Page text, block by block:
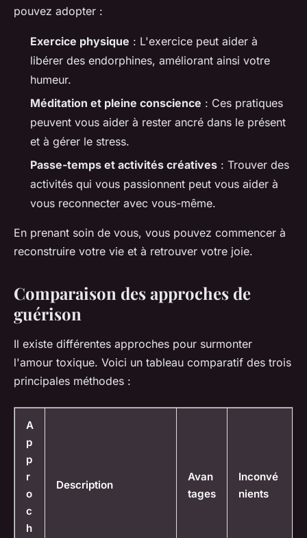
pouvez adopter :
Exercice physique : L'exercice peut aider à
libérer des endorphines, améliorant ainsi votre
humeur.
Méditation et pleine conscience : Ces pratiques
peuvent vous aider à rester ancré dans le présent
et à gérer le stress.
Passe-temps et activités créatives : Trouver des
activités qui vous passionnent peut vous aider à
vous reconnecter avec vous-même.
En prenant soin de vous, vous pouvez commencer à
reconstruire votre vie et à retrouver votre joie.
Comparaison des approches de
guérison
Il existe différentes approches pour surmonter
l'amour toxique. Voici un tableau comparatif des trois
principales méthodes :
A
p
p
r
o
c
h
Description
Avan
tages
Inconvé
nients